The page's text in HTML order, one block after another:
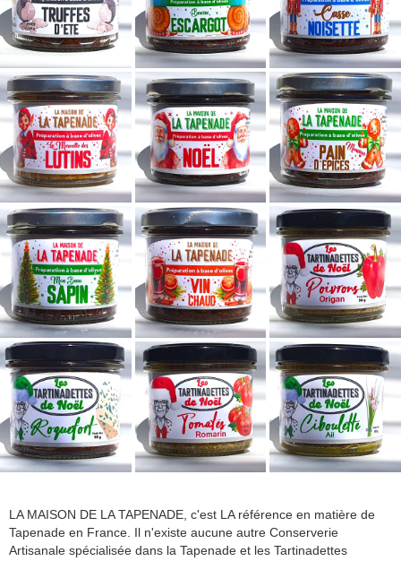
LA MAISON DE LA TAPENADE, c'est LA référence en matière de
Tapenade en France. Il n'existe aucune autre Conserverie
Artisanale spécialisée dans la Tapenade et les Tartinadettes